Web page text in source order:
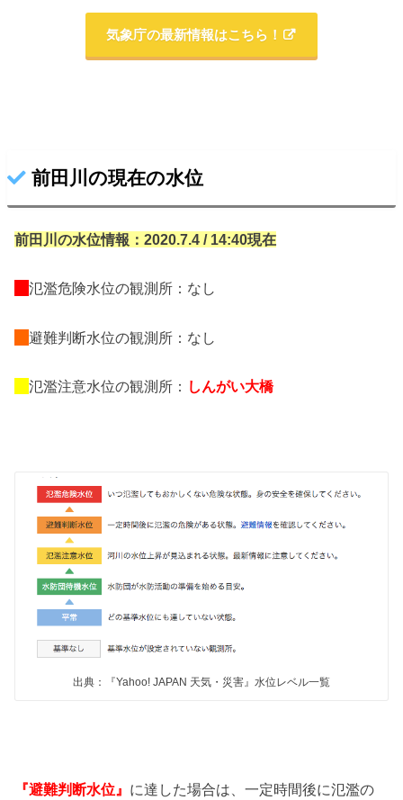
気象庁の最新情報はこちら！
前田川の現在の水位
前田川の水位情報：2020.7.4 / 14:40現在
氾濫危険水位の観測所：なし
避難判断水位の観測所：なし
氾濫注意水位の観測所： しんがい大橋
出典：『Yahoo! JAPAN 天気・災害』水位レベル一覧
『避難判断水位』 に達した場合は、一定時間後に氾濫の